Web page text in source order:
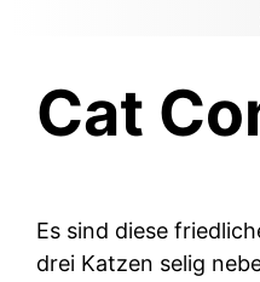
Cat
Es sind diese
drei Katzen selig